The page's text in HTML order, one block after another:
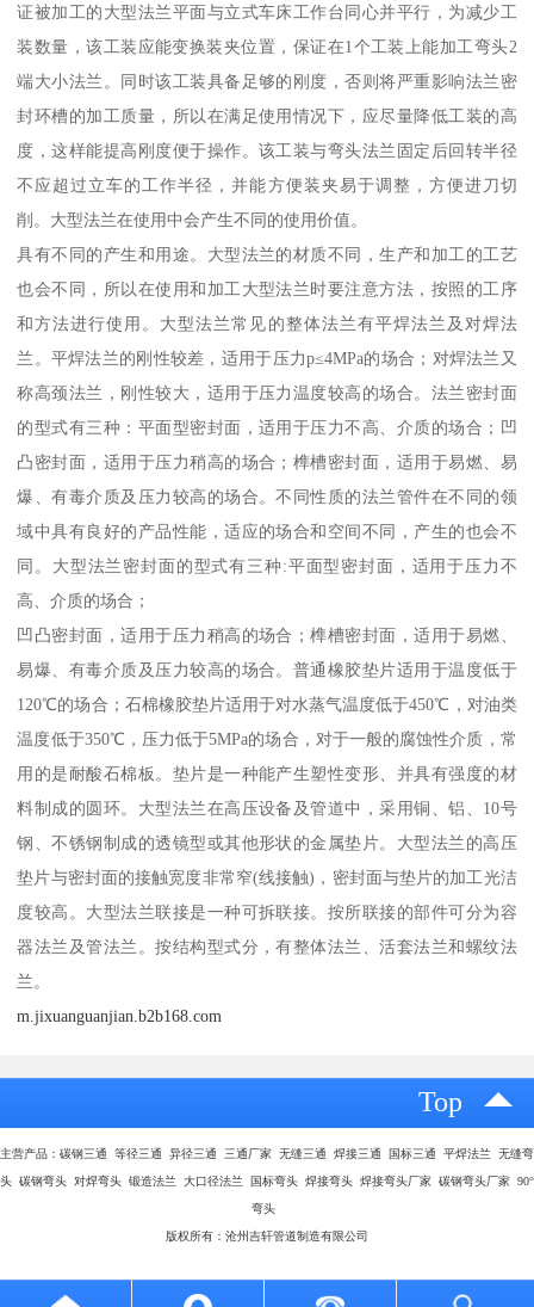
证被加工的大型法兰平面与立式车床工作台同心并平行，为减少工
装数量，该工装应能变换装夹位置，保证在1个工装上能加工弯头2
端大小法兰。同时该工装具备足够的刚度，否则将严重影响法兰密
封环槽的加工质量，所以在满足使用情况下，应尽量降低工装的高
度，这样能提高刚度便于操作。该工装与弯头法兰固定后回转半径
不应超过立车的工作半径，并能方便装夹易于调整，方便进刀切
削。大型法兰在使用中会产生不同的使用价值。
具有不同的产生和用途。大型法兰的材质不同，生产和加工的工艺
也会不同，所以在使用和加工大型法兰时要注意方法，按照的工序
和方法进行使用。大型法兰常见的整体法兰有平焊法兰及对焊法
兰。平焊法兰的刚性较差，适用于压力p≤4MPa的场合；对焊法兰又
称高颈法兰，刚性较大，适用于压力温度较高的场合。法兰密封面
的型式有三种：平面型密封面，适用于压力不高、介质的场合；凹
凸密封面，适用于压力稍高的场合；榫槽密封面，适用于易燃、易
爆、有毒介质及压力较高的场合。不同性质的法兰管件在不同的领
域中具有良好的产品性能，适应的场合和空间不同，产生的也会不
同。大型法兰密封面的型式有三种:平面型密封面，适用于压力不
高、介质的场合；
凹凸密封面，适用于压力稍高的场合；榫槽密封面，适用于易燃、
易爆、有毒介质及压力较高的场合。普通橡胶垫片适用于温度低于
120℃的场合；石棉橡胶垫片适用于对水蒸气温度低于450℃，对油类
温度低于350℃，压力低于5MPa的场合，对于一般的腐蚀性介质，常
用的是耐酸石棉板。垫片是一种能产生塑性变形、并具有强度的材
料制成的圆环。大型法兰在高压设备及管道中，采用铜、铝、10号
钢、不锈钢制成的透镜型或其他形状的金属垫片。大型法兰的高压
垫片与密封面的接触宽度非常窄(线接触)，密封面与垫片的加工光洁
度较高。大型法兰联接是一种可拆联接。按所联接的部件可分为容
器法兰及管法兰。按结构型式分，有整体法兰、活套法兰和螺纹法
兰。
m.jixuanguanjian.b2b168.com
Top
主营产品：碳钢三通 等径三通 异径三通 三通厂家 无缝三通 焊接三通 国标三通 平焊法兰 无缝弯
头 碳钢弯头 对焊弯头 锻造法兰 大口径法兰 国标弯头 焊接弯头 焊接弯头厂家 碳钢弯头厂家 90°
弯头
版权所有：沧州吉轩管道制造有限公司